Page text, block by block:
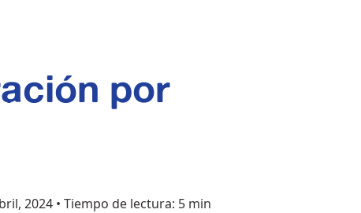
por
2024 • Tiempo de lectura: 5 min